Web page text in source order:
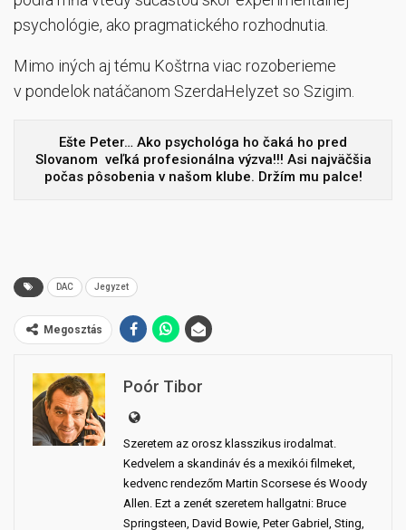
psychológie, ako pragmatického rozhodnutia.
Mimo iných aj tému Koštrna viac rozoberieme
v pondelok natáčanom SzerdaHelyzet so Szigim.
Ešte Peter… Ako psychológa ho čaká ho pred
Slovanom veľká profesionálna výzva!!! Asi najväčšia
počas pôsobenia v našom klube. Držím mu palce!
DAC Jegyzet
Megosztás
Poór Tibor
Szeretem az orosz klasszikus irodalmat.
Kedvelem a skandináv és a mexikói filmeket,
kedvenc rendezőm Martin Scorsese és Woody
Allen. Ezt a zenét szeretem hallgatni: Bruce
Springsteen, David Bowie, Peter Gabriel, Sting,